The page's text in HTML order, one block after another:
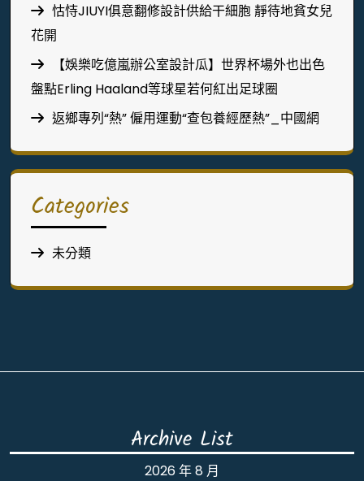
怙恃JIUYI俱意翻修設計供給干細胞 靜待地貧女兒
花開
【娛樂吃億嵐辦公室設計瓜】世界杯場外也出色
盤點Erling Haaland等球星若何紅出足球圈
返鄉專列“熱” 僱用運動“查包養經歷熱”_中國網
Categories
未分類
Archive List
2026 年 8 月